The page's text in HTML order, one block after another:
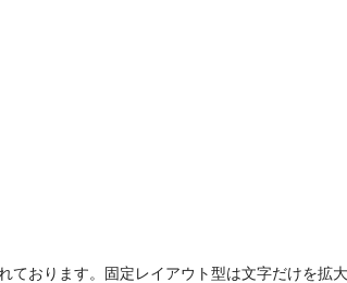
ております。固定レイアウト型は文字だけを拡